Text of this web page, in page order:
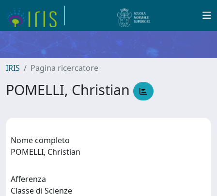
IRIS Pagina ricercatore
POMELLI, Christian
Nome completo
POMELLI, Christian
Afferenza
Classe di Scienze